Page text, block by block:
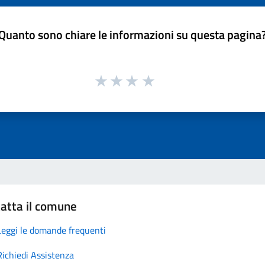
sono chiare le informazioni su questa
il comune
le domande frequenti
Assistenza